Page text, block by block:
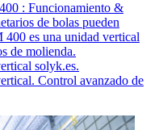
: Funcionamiento &
de bolas pueden
400 es una unidad vertical
de molienda.
solyk.es.
Control avanzado de